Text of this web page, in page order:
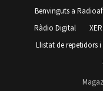
Benvinguts a
Ràdio Digital
Llistat de repetidors i